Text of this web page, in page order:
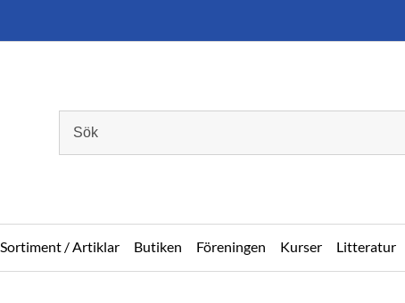
Sortiment / Artiklar Butiken Föreningen Kurser Litteratur